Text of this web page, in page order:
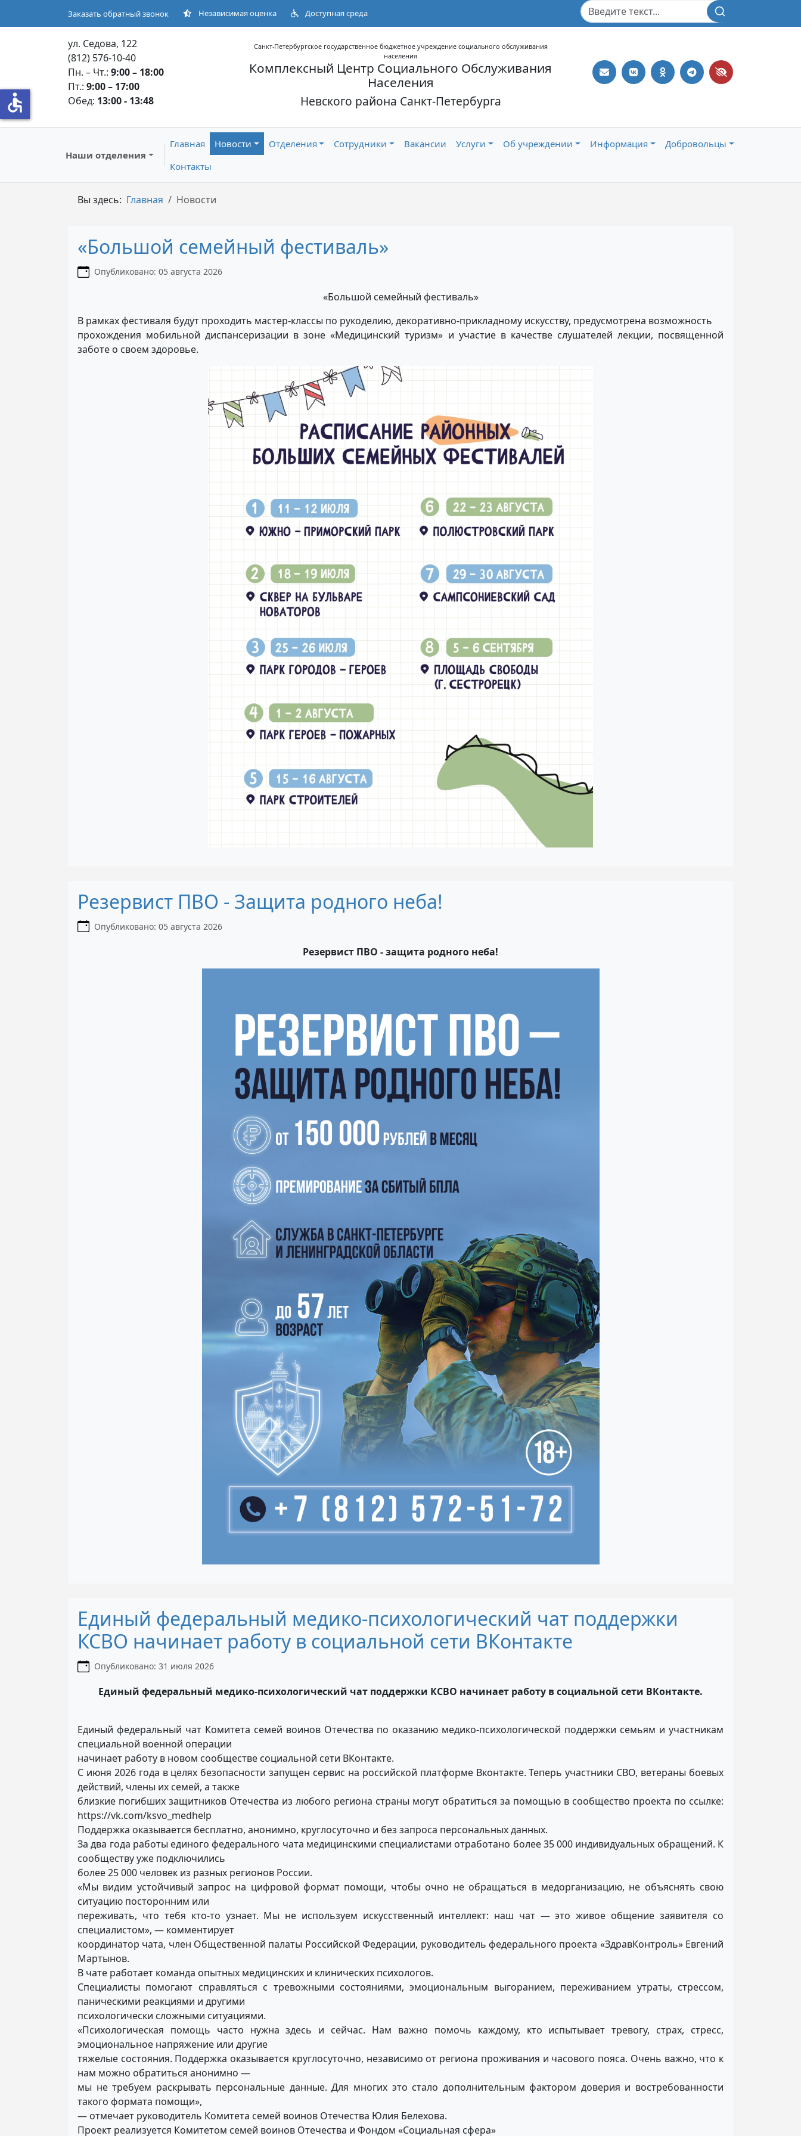
Заказать обратный звонок Независимая оценка Доступная среда
Поиск
ул. Седова, 122
(812) 576-10-40
Пн. – Чт.: 9:00 – 18:00
Пт.: 9:00 – 17:00
Обед: 13:00 - 13:48
Санкт-Петербургское государственное бюджетное учреждение социального обслуживания
населения
Комплексный Центр Социального Обслуживания
Населения
Невского района Санкт-Петербурга
Наши отделения
Главная Новости Отделения Сотрудники Вакансии Услуги Об учреждении Информация
Добровольцы
Контакты
Вы здесь: Главная Новости
«Большой семейный фестиваль»
Информация о материале
Опубликовано: 05 августа 2026
«Большой семейный фестиваль»
В рамках фестиваля будут проходить мастер-классы по рукоделию, декоративно-прикладному искусству, предусмотрена возможность
прохождения мобильной диспансеризации в зоне «Медицинский туризм» и участие в качестве слушателей лекции, посвященной
заботе о своем здоровье.
Резервист ПВО - Защита родного неба!
Информация о материале
Опубликовано: 05 августа 2026
Резервист ПВО - защита родного неба!
Единый федеральный медико-психологический чат поддержки
КСВО начинает работу в социальной сети ВКонтакте
Информация о материале
Опубликовано: 31 июля 2026
Единый федеральный медико-психологический чат поддержки КСВО начинает работу в социальной сети ВКонтакте.
Единый федеральный чат Комитета семей воинов Отечества по оказанию медико-психологической поддержки семьям и участникам
специальной военной операции
начинает работу в новом сообществе социальной сети ВКонтакте.
С июня 2026 года в целях безопасности запущен сервис на российской платформе Вконтакте. Теперь участники СВО, ветераны боевых
действий, члены их семей, а также
близкие погибших защитников Отечества из любого региона страны могут обратиться за помощью в сообщество проекта по ссылке:
https://vk.com/ksvo_medhelp
Поддержка оказывается бесплатно, анонимно, круглосуточно и без запроса персональных данных.
За два года работы единого федерального чата медицинскими специалистами отработано более 35 000 индивидуальных обращений. К
сообществу уже подключились
более 25 000 человек из разных регионов России.
«Мы видим устойчивый запрос на цифровой формат помощи, чтобы очно не обращаться в медорганизацию, не объяснять свою
ситуацию посторонним или
переживать, что тебя кто-то узнает. Мы не используем искусственный интеллект: наш чат — это живое общение заявителя со
специалистом», — комментирует
координатор чата, член Общественной палаты Российской Федерации, руководитель федерального проекта «ЗдравКонтроль» Евгений
Мартынов.
В чате работает команда опытных медицинских и клинических психологов.
Специалисты помогают справляться с тревожными состояниями, эмоциональным выгоранием, переживанием утраты, стрессом,
паническими реакциями и другими
психологически сложными ситуациями.
«Психологическая помощь часто нужна здесь и сейчас. Нам важно помочь каждому, кто испытывает тревогу, страх, стресс,
эмоциональное напряжение или другие
тяжелые состояния. Поддержка оказывается круглосуточно, независимо от региона проживания и часового пояса. Очень важно, что к
нам можно обратиться анонимно —
мы не требуем раскрывать персональные данные. Для многих это стало дополнительным фактором доверия и востребованности
такого формата помощи»,
— отмечает руководитель Комитета семей воинов Отечества Юлия Белехова.
Проект реализуется Комитетом семей воинов Отечества и Фондом «Социальная сфера»
accessible